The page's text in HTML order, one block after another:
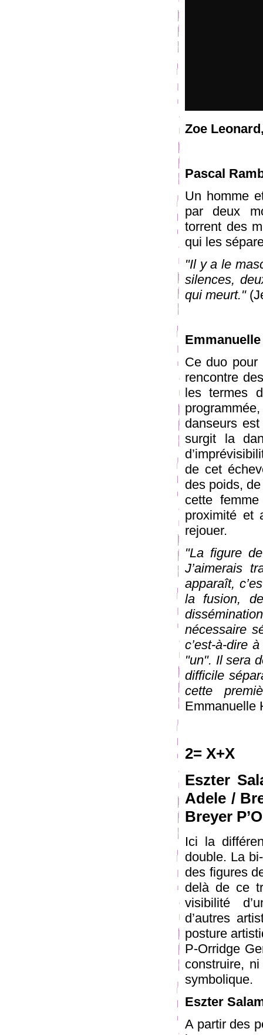
Zoe
Pascal
Un homme
par deux
torrent des
qui les
"Il y a le
silences,
qui meurt."
Ce duo pour
rencontre
les termes
danseurs
surgit la
de cet
des poids,
cette
proximité et
rejouer.
"La figure
J’aimerais
apparaît,
la fusion,
nécessaire
c’est-à-dire
"un". Il sera
difficile
cette
Emmanuelle
2= X+X
Eszter
Adele /
Breyer
Ici la
double. La
des figures
delà de ce
visibilité
d’autres
posture
P-Orridge
construire,
symbolique.
Eszter
A partir des